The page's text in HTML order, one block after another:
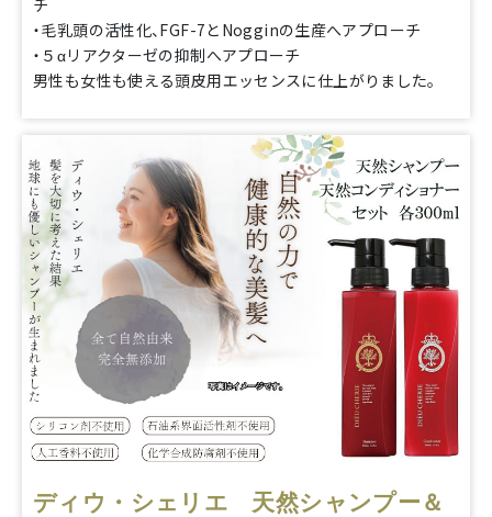
・毛乳頭の活性化、FGF-7とNogginの生産へアプローチ
・５αリアクターゼの抑制へアプローチ
男性も女性も使える頭皮用エッセンスに仕上がりました。
ディウ・シェリエ 天然シャンプー＆